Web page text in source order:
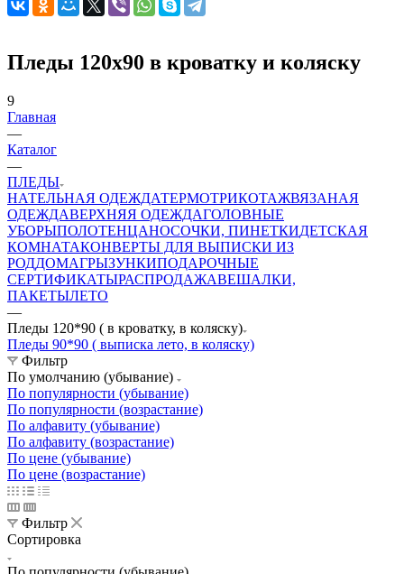
Пледы 120x90 в кроватку и коляску
9
Главная
—
Каталог
—
ПЛЕДЫ
НАТЕЛЬНАЯ ОДЕЖДАТЕРМОТРИКОТАЖВЯЗАНАЯ
ОДЕЖДАВЕРХНЯЯ ОДЕЖДАГОЛОВНЫЕ
УБОРЫПОЛОТЕНЦАНОСОЧКИ, ПИНЕТКИДЕТСКАЯ
КОМНАТАКОНВЕРТЫ ДЛЯ ВЫПИСКИ ИЗ
РОДДОМАГРЫЗУНКИПОДАРОЧНЫЕ
СЕРТИФИКАТЫРАСПРОДАЖАВЕШАЛКИ,
ПАКЕТЫЛЕТО
—
Пледы 120*90 ( в кроватку, в коляску)
Пледы 90*90 ( выписка лето, в коляску)
Фильтр
По умолчанию (убывание)
По популярности (убывание)
По популярности (возрастание)
По алфавиту (убывание)
По алфавиту (возрастание)
По цене (убывание)
По цене (возрастание)
Фильтр
Сортировка